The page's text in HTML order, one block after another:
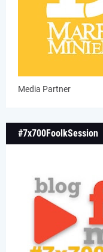
Media Partner
#7x700FoolkSession